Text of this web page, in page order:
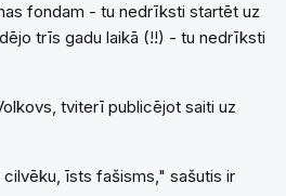
fondam - tu nedrīksti startēt uz
trīs gadu laikā (!!) - tu nedrīksti
tviterī publicējot saiti uz
īsts fašisms," sašutis ir